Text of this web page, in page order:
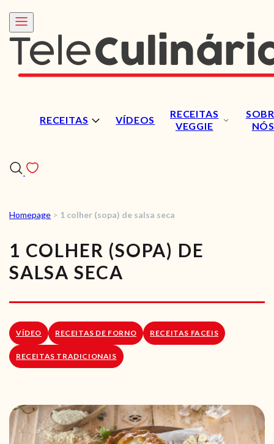
RECEITAS VÍDEOS
RECEITAS
VEGGIE
NÓS
RECEITAS
VÍDEOS
RECEITAS VEGGIE
LOJA ONLINE
Homepage > 1 colher (sopa) de salsa seca
1 COLHER (SOPA) DE
SALSA SECA
VÍDEO RECEITAS DE FORNO RECEITAS FACEIS
RECEITAS TRADICIONAIS